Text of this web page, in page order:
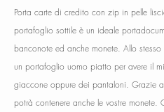
Porta carte di credito con zip in pelle
portafoglio sottile è un ideale
banconote ed anche monete. Allo
un portafoglio uomo piatto per avere il
giaccone oppure dei pantaloni. Grazie
potrà contenere anche le vostre